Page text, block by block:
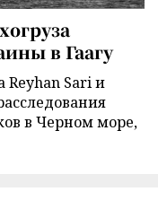
в Гаагу
Reyhan Sari и
в Черном море,